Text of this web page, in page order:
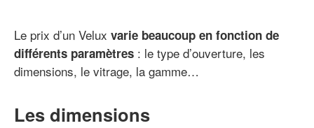
Le prix d’un Velux varie beaucoup en fonction de
différents paramètres : le type d’ouverture, les
dimensions, le vitrage, la gamme…
Les dimensions